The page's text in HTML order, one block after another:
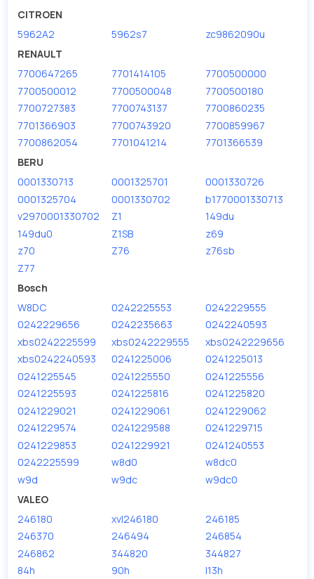
CITROEN
5962A2
5962s7
zc9862090u
RENAULT
7700647265
7701414105
7700500000
7700500012
7700500048
7700500180
7700727383
7700743137
7700860235
7701366903
7700743920
7700859967
7700862054
7701041214
7701366539
BERU
0001330713
0001325701
0001330726
0001325704
0001330702
b1770001330713
v2970001330702
Z1
149du
149du0
Z1SB
z69
z70
Z76
z76sb
Z77
Bosch
W8DC
0242225553
0242229555
0242229656
0242235663
0242240593
xbs0242225599
xbs0242229555
xbs0242229656
xbs0242240593
0241225006
0241225013
0241225545
0241225550
0241225556
0241225593
0241225816
0241225820
0241229021
0241229061
0241229062
0241229574
0241229588
0241229715
0241229853
0241229921
0241240553
0242225599
w8d0
w8dc0
w9d
w9dc
w9dc0
VALEO
246180
xvl246180
246185
246370
246494
246854
246862
344820
344827
84h
90h
l13h